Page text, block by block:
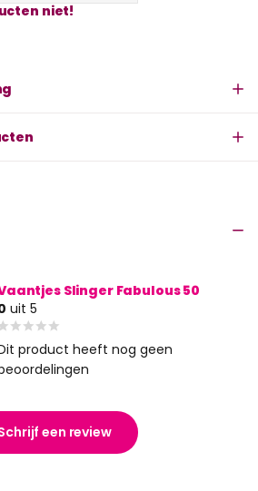
niet!
Slinger Fabulous 50
uit 5
product heeft nog geen
een review